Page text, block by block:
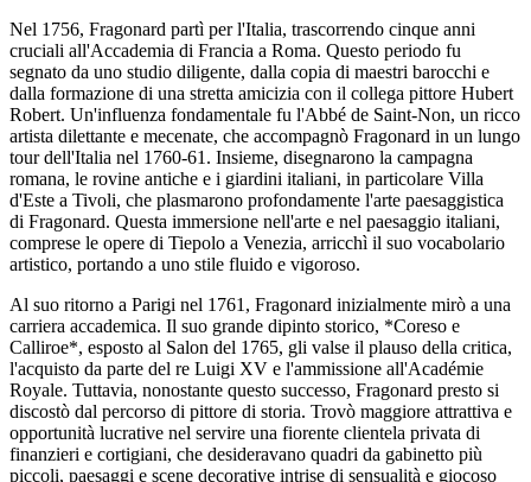
Nel 1756, Fragonard partì per l'Italia, trascorrendo cinque anni
cruciali all'Accademia di Francia a Roma. Questo periodo fu
segnato da uno studio diligente, dalla copia di maestri barocchi e
dalla formazione di una stretta amicizia con il collega pittore Hubert
Robert. Un'influenza fondamentale fu l'Abbé de Saint-Non, un ricco
artista dilettante e mecenate, che accompagnò Fragonard in un lungo
tour dell'Italia nel 1760-61. Insieme, disegnarono la campagna
romana, le rovine antiche e i giardini italiani, in particolare Villa
d'Este a Tivoli, che plasmarono profondamente l'arte paesaggistica
di Fragonard. Questa immersione nell'arte e nel paesaggio italiani,
comprese le opere di Tiepolo a Venezia, arricchì il suo vocabolario
artistico, portando a uno stile fluido e vigoroso.
Al suo ritorno a Parigi nel 1761, Fragonard inizialmente mirò a una
carriera accademica. Il suo grande dipinto storico, *Coreso e
Calliroe*, esposto al Salon del 1765, gli valse il plauso della critica,
l'acquisto da parte del re Luigi XV e l'ammissione all'Académie
Royale. Tuttavia, nonostante questo successo, Fragonard presto si
discostò dal percorso di pittore di storia. Trovò maggiore attrattiva e
opportunità lucrative nel servire una fiorente clientela privata di
finanzieri e cortigiani, che desideravano quadri da gabinetto più
piccoli, paesaggi e scene decorative intrise di sensualità e giocoso